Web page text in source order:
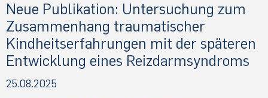
Neue Publikation: Untersuchung zum
Zusammenhang traumatischer
Kindheitserfahrungen mit der späteren
Entwicklung eines Reizdarmsyndroms
25.08.2025